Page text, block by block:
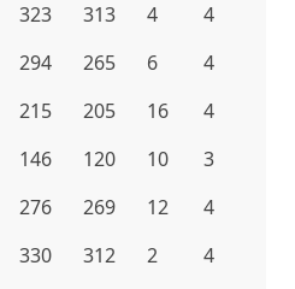
323 313 4
4
294 265 6
4
215 205 16
4
146 120 10
3
276 269 12
4
330 312 2
4